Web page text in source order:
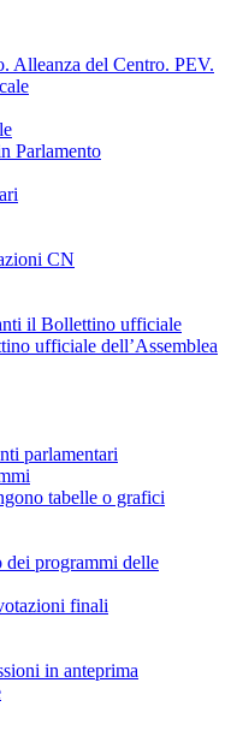
Alleanza del Centro. PEV.
Parlamento
CN
il Bollettino ufficiale
ufficiale dell’Assemblea
parlamentari
tabelle o grafici
dei programmi delle
finali
in anteprima